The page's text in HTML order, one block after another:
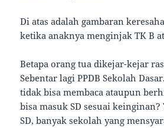
Di atas adalah gambaran
ketika anaknya menginjak TK B
Betapa orang tua dikejar-kejar
Sebentar lagi PPDB Sekolah
tidak bisa membaca ataupun
bisa masuk SD sesuai
SD, banyak sekolah yang